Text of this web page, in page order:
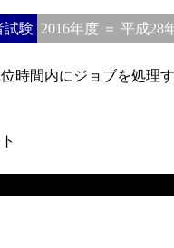
試験 2016年度 ＝ 平成28
時間内にジョブを処理